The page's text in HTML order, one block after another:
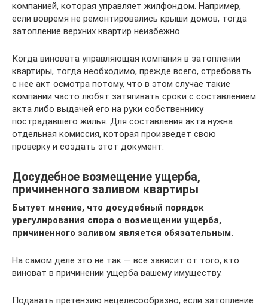
компанией, которая управляет жилфондом. Например,
если вовремя не ремонтировались крыши домов, тогда
затопление верхних квартир неизбежно.
Когда виновата управляющая компания в затоплении
квартиры, тогда необходимо, прежде всего, стребовать
с нее акт осмотра потому, что в этом случае такие
компании часто любят затягивать сроки с составлением
акта либо выдачей его на руки собственнику
пострадавшего жилья. Для составления акта нужна
отдельная комиссия, которая произведет свою
проверку и создать этот документ.
Досудебное возмещение ущерба,
причиненного заливом квартиры
Бытует мнение, что досудебный порядок
урегулирования спора о возмещении ущерба,
причиненного заливом является обязательным.
На самом деле это не так — все зависит от того, кто
виноват в причинении ущерба вашему имуществу.
Подавать претензию нецелесообразно, если затопление